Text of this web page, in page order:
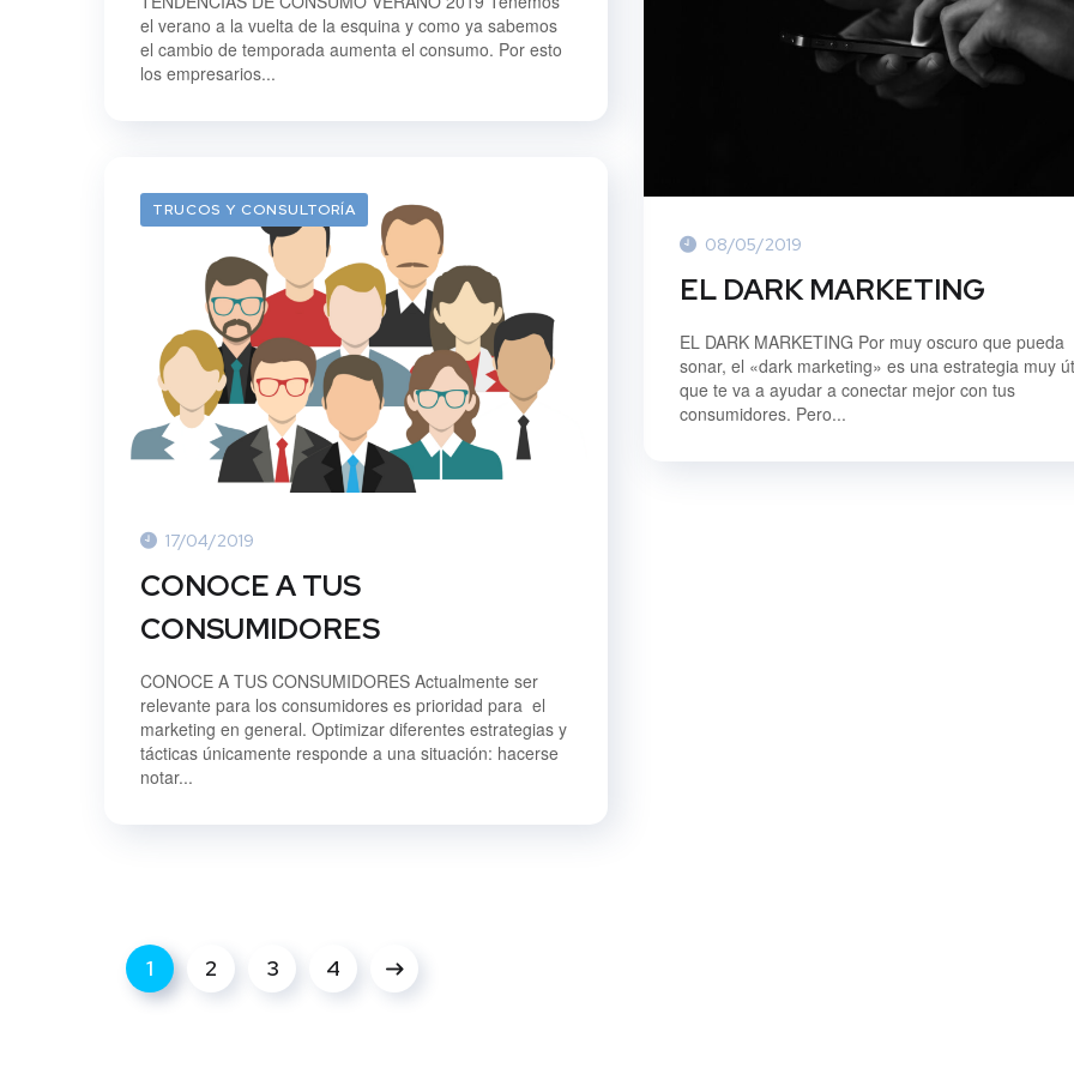
el verano a la vuelta de la esquina y como ya sabemos
el cambio de temporada aumenta el consumo. Por esto
los empresarios...
08/05/2019
EL DARK MARKETING
EL DARK MARKETING Por muy oscuro que pueda
sonar, el «dark marketing» es una estrategia muy
que te va a ayudar a conectar mejor con tus
consumidores. Pero...
TRUCOS Y CONSULTORÍA
17/04/2019
CONOCE A TUS
CONSUMIDORES
CONOCE A TUS CONSUMIDORES Actualmente ser
relevante para los consumidores es prioridad para el
marketing en general. Optimizar diferentes estrategias y
tácticas únicamente responde a una situación: hacerse
notar...
1 2 3 4